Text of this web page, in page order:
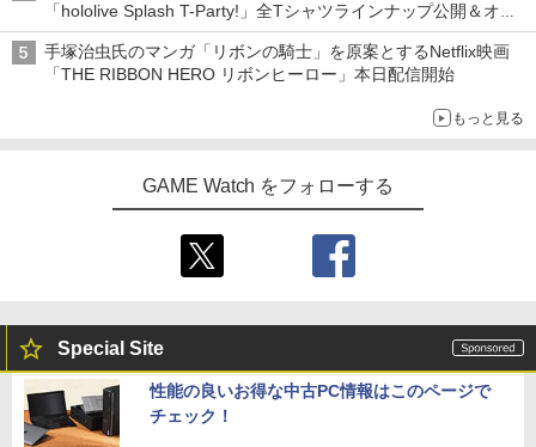
「hololive Splash T-Party!」全Tシャツラインナップ公開＆オン
ライン販売開始
手塚治虫氏のマンガ「リボンの騎士」を原案とするNetflix映画
「THE RIBBON HERO リボンヒーロー」本日配信開始
もっと見る
GAME Watch をフォローする
Special Site
性能の良いお得な中古PC情報はこのページで
チェック！